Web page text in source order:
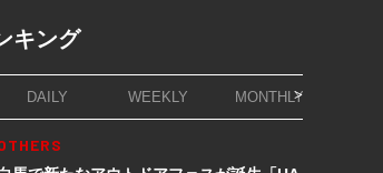
キング
DAILY WEEKLY MONTHLY